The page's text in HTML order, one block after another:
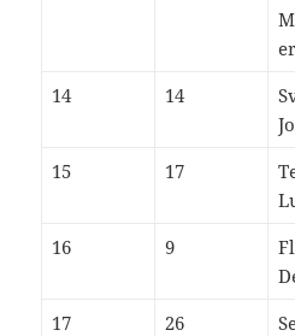
er
14 14
15 17
16 9
17 26